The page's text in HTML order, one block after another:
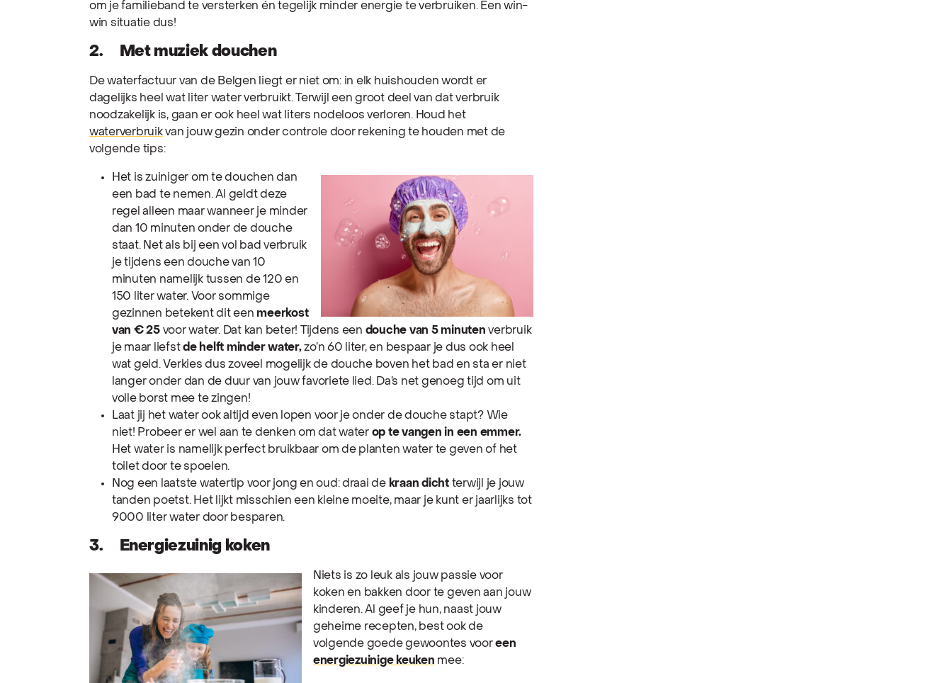
om je familieband te versterken én tegelijk minder energie te verbruiken. Een win-
win situatie dus!
2. Met muziek douchen
De waterfactuur van de Belgen liegt er niet om: in elk huishouden wordt er
dagelijks heel wat liter water verbruikt. Terwijl een groot deel van dat verbruik
noodzakelijk is, gaan er ook heel wat liters nodeloos verloren. Houd het
waterverbruikvan jouw gezin onder controle door rekening te houden met de
volgende tips:
Het is zuiniger om te douchen dan
een bad te nemen. Al geldt deze
regel alleen maar wanneer je minder
dan 10 minuten onder de douche
staat. Net als bij een vol bad verbruik
je tijdens een douche van 10
minuten namelijk tussen de 120 en
150 liter water. Voor sommige
gezinnen betekent dit eenmeerkost
van € 25voor water. Dat kan beter! Tijdens een douche van 5 minuten verbruik
je maar liefstde helft minder water,zo’n 60 liter, en bespaar je dus ook heel
wat geld. Verkies dus zoveel mogelijk de douche boven het bad en sta er niet
langer onder dan de duur van jouw favoriete lied. Da’s net genoeg tijd om uit
volle borst mee te zingen!
Laat jij het water ook altijd even lopen voor je onder de douche stapt? Wie
niet! Probeer er wel aan te denken om dat waterop te vangen in een emmer.
Het water is namelijk perfect bruikbaar om de planten water te geven of het
toilet door te spoelen.
Nog een laatste watertip voor jong en oud: draai dekraan dichtterwijl je jouw
tanden poetst. Het lijkt misschien een kleine moeite, maar je kunt er jaarlijks tot
9000 liter water door besparen.
3. Energiezuinig koken
Niets is zo leuk als jouw passie voor
koken en bakken door te geven aan jouw
kinderen. Al geef je hun, naast jouw
geheime recepten, best ook de
volgende goede gewoontes vooreen
energiezuinige keuken mee: